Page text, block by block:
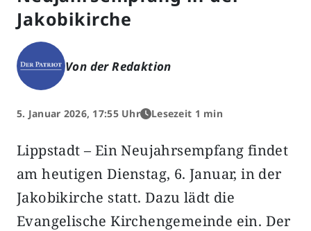
Jakobikirche
Von der Redaktion
5. Januar 2026, 17:55 Uhr Lesezeit 1 min
Lippstadt – Ein Neujahrsempfang findet
am heutigen Dienstag, 6. Januar, in der
Jakobikirche statt. Dazu lädt die
Evangelische Kirchengemeinde ein. Der